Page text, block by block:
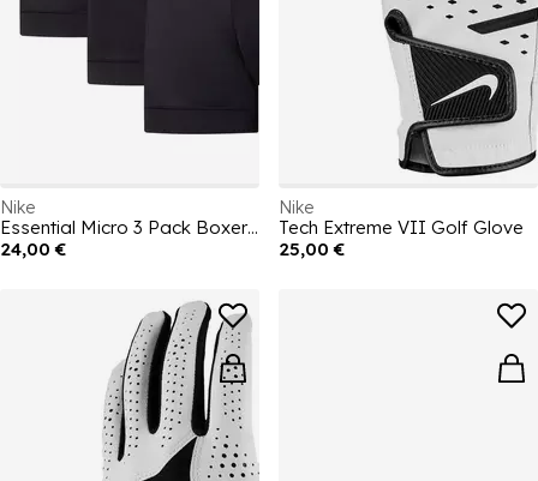
Nike
Essential Micro 3 Pack Boxer Trunks
24,00 €
Nike
Tech Extreme VII Golf Glove
25,00 €